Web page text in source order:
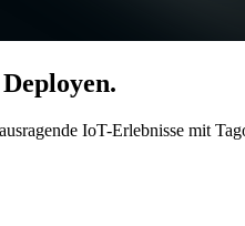
IoT-Erlebnisse mit